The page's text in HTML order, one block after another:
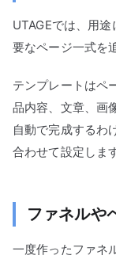
UTAGEでは、用
要なページ一式を
テンプレートはペ
品内容、文章、画
自動で完成するわ
合わせて設定します
ファネルや
一度作ったファネ